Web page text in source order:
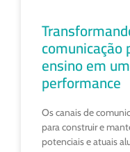
ensino em
performance
Os canais de
para construir e
potenciais e atuais